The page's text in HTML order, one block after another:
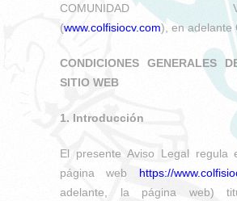
COMUNIDAD
(www.colfisiocv.com), en adelante
CONDICIONES GENERALES
SITIO WEB
1. Introducción
El presente Aviso Legal regula
página web https://
adelante, la página web)